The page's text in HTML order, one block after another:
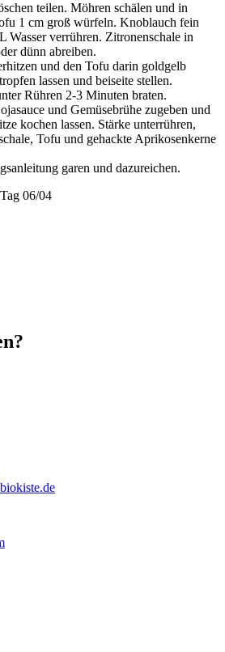
teilen. Möhren schälen und in
1 cm groß würfeln. Knoblauch fein
Wasser verrühren. Zitronenschale in
dünn abreiben.
und den Tofu darin goldgelb
lassen und beiseite stellen.
Rühren 2-3 Minuten braten.
und Gemüsebrühe zugeben und
kochen lassen. Stärke unterrühren,
Tofu und gehackte Aprikosenkerne
garen und dazureichen.
06/04